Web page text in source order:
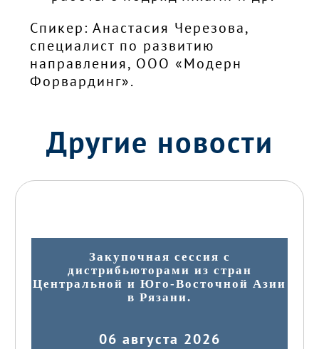
Спикер: Анастасия Черезова,
специалист по развитию
направления, ООО «Модерн
Форвардинг».
Другие новости
Закупочная сессия с
дистрибьюторами из стран
Центральной и Юго-Восточной Азии
в Рязани.
06 августа 2026